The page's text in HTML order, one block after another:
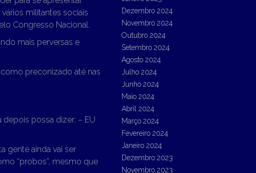
militantes sociais
Congresso Nacional.
mais perversas e
preconizado até nas
possa dizer: – EU
gente ainda vai ser
“probos”, mesmo que
Dezembro 2024
Novembro 2024
Outubro 2024
Setembro 2024
Agosto 2024
Julho 2024
Junho 2024
Maio 2024
Abril 2024
Março 2024
Fevereiro 2024
Janeiro 2024
Dezembro 2023
Novembro 2023